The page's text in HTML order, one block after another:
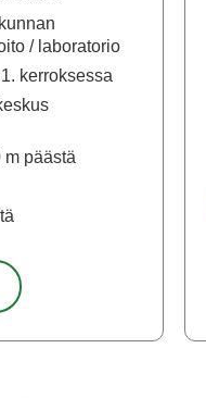
/ laboratorio
kerroksessa
päästä